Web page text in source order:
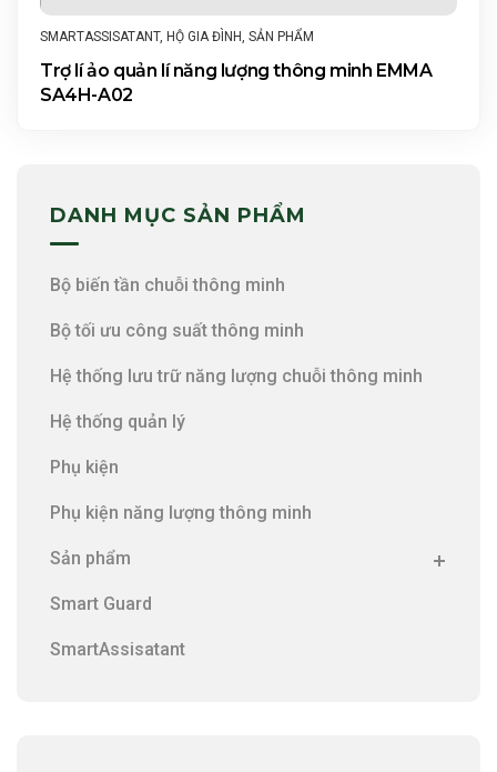
SMARTASSISATANT, HỘ GIA ĐÌNH SẢN PHẨM
Trợ lí ảo quản lí năng lượng thông minh EMMA
SA4H-A02
DANH MỤC SẢN PHẨM
Bộ biến tần chuỗi thông minh
Bộ tối ưu công suất thông minh
Hệ thống lưu trữ năng lượng chuỗi thông minh
Hệ thống quản lý
Phụ kiện
Phụ kiện năng lượng thông minh
Sản phẩm
Smart Guard
SmartAssisatant